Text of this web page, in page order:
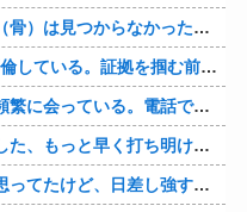
は見つからなかったのか
リかまして証拠を握っているフリしたら、向こうから示談話を振ってきたｗ
のがツライ、寂しいから・・・」妻は、その男と不倫関係に発展した様だ…
こそ家族三人で幸せになりたい」と言い出した！！ごめんこうむるわｗｗ
し強すぎてサングラスかけ始めたわ